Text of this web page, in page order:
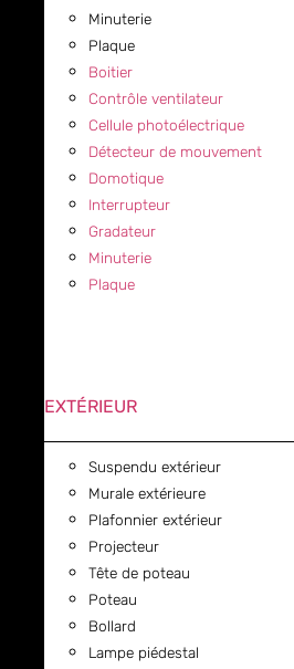
Minuterie
Plaque
Boitier
Contrôle ventilateur
Cellule photoélectrique
Détecteur de mouvement
Domotique
Interrupteur
Gradateur
Minuterie
Plaque
EXTÉRIEUR
Suspendu extérieur
Murale extérieure
Plafonnier extérieur
Projecteur
Tête de poteau
Poteau
Bollard
Lampe piédestal